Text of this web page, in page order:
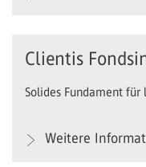
Clientis
Solides Fundament
Weitere